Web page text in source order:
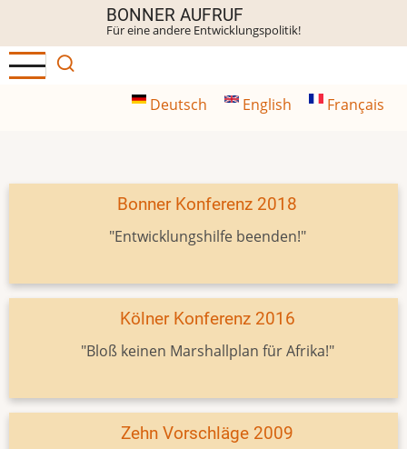
Inhalt
BONNER AUFRUF
Für eine andere Entwicklungspolitik!
Deutsch English Français
Bonner Konferenz 2018
"Entwicklungshilfe beenden!"
Kölner Konferenz 2016
"Bloß keinen Marshallplan für Afrika!"
Zehn Vorschläge 2009